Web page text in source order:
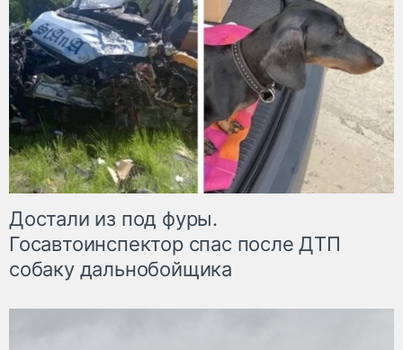
Достали из под фуры.
Госавтоинспектор спас после ДТП
собаку дальнобойщика